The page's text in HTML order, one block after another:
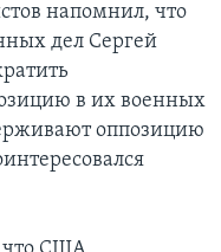
напомнил, что
дел Сергей
в их военных
оппозицию